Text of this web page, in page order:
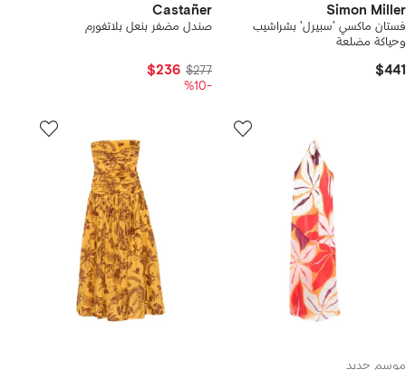
Simon Miller
فستان ماكسي 'سبيرل' بشراشيب
وحياكة مضلعة
$441
Castañer
صندل مضفر بنعل بلاتفورم
$277
$236
-%10
موسم جديد